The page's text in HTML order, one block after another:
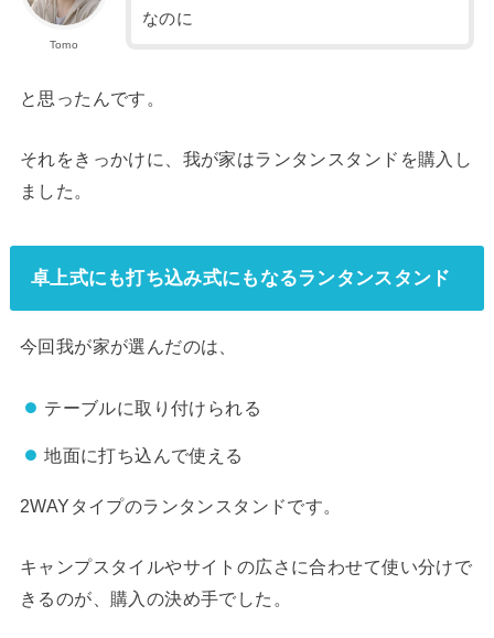
Tomo
なのに
と思ったんです。
それをきっかけに、我が家はランタンスタンドを購入し
ました。
卓上式にも打ち込み式にもなるランタンスタンド
今回我が家が選んだのは、
テーブルに取り付けられる
地面に打ち込んで使える
2WAYタイプのランタンスタンドです。
キャンプスタイルやサイトの広さに合わせて使い分けで
きるのが、購入の決め手でした。